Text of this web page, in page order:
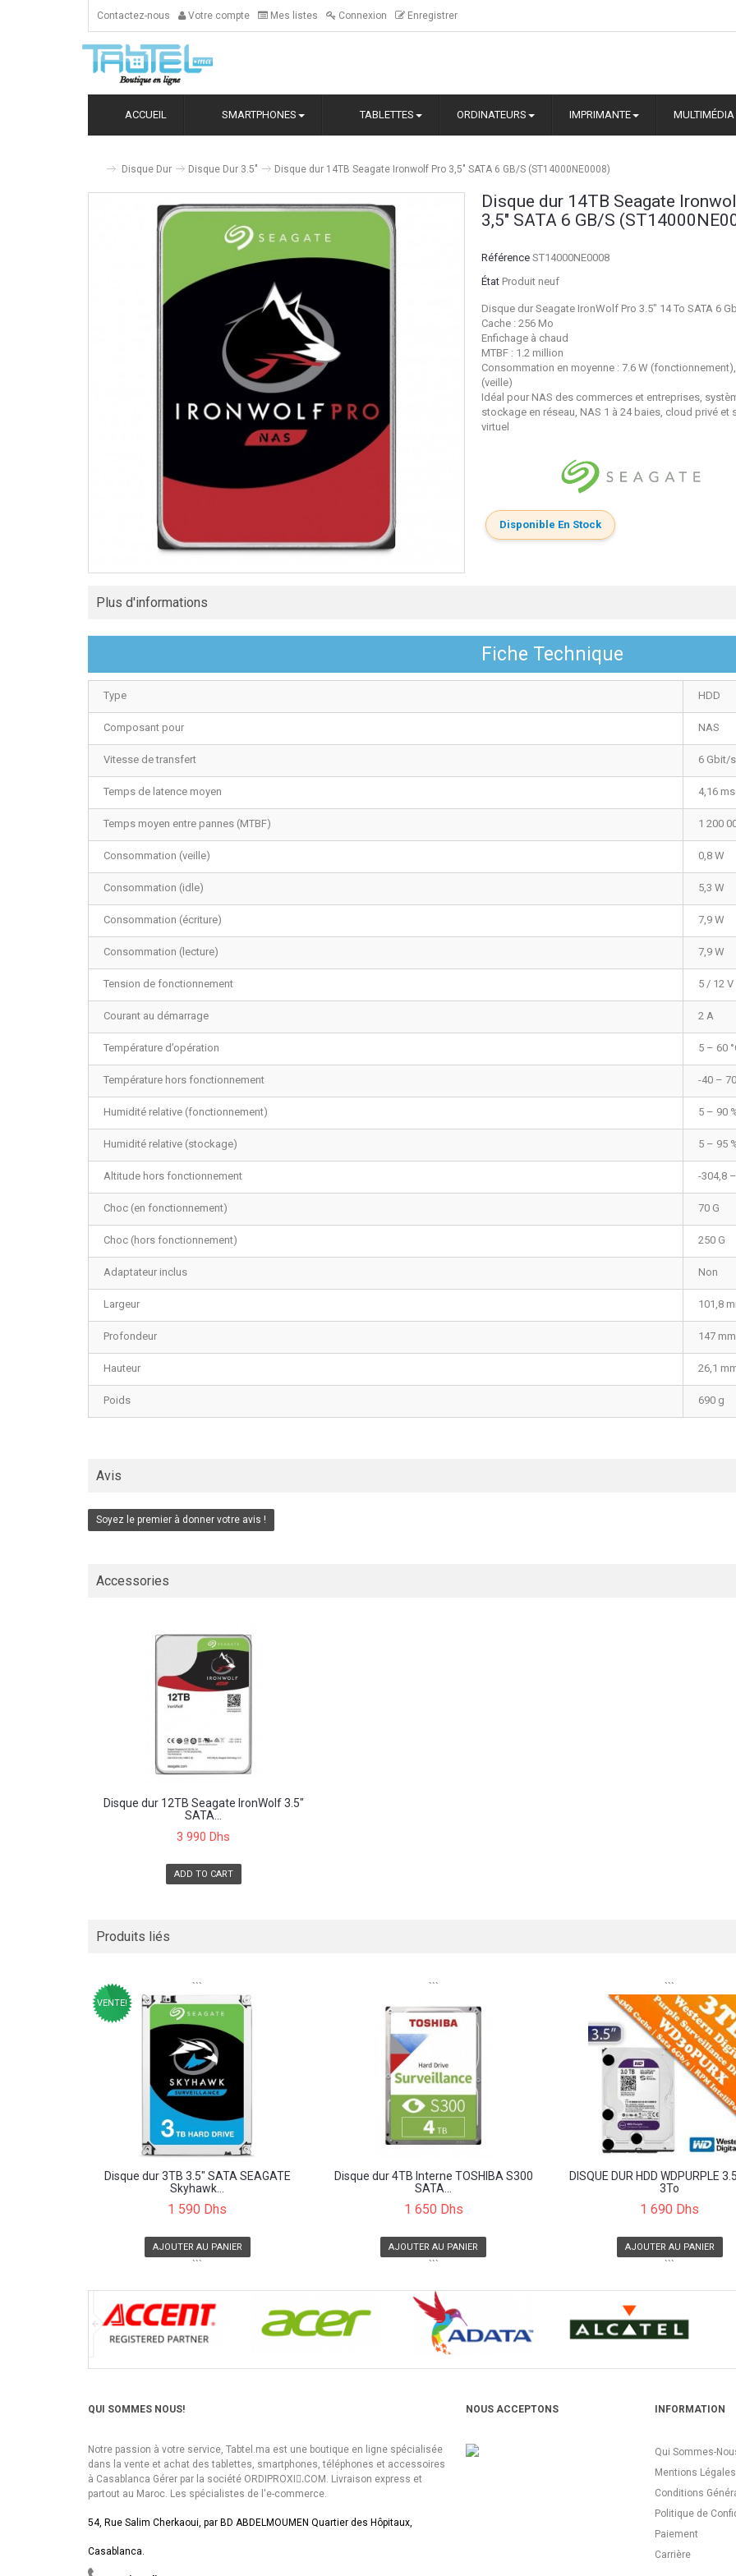
Contactez-nous Votre compte Mes listes Connexion Enregistrer
ACCUEIL SMARTPHONES TABLETTES ORDINATEURS IMPRIMANTE MULTIMÉDIA
Disque Dur Disque Dur 3.5" Disque dur 14TB Seagate Ironwolf Pro 3,5" SATA 6 GB/S (ST14000NE0008)
Disque dur 14TB Seagate
3,5" SATA 6 GB/S
Référence ST14000NE0008
État Produit neuf
Disque dur Seagate IronWolf Pro 3.5" 14 To SATA 6
Cache : 256 Mo
Enfichage à chaud
MTBF : 1.2 million
Consommation en moyenne : 7.6 W
(veille)
Idéal pour NAS des commerces et entreprises,
stockage en réseau, NAS 1 à 24 baies, cloud privé et
virtuel
Disponible En Stock
Plus d'informations
Fiche Technique
Type HDD
Composant pour NAS
Vitesse de transfert 6 Gbit/s
Temps de latence moyen 4,16 ms
Temps moyen entre pannes (MTBF) 1 200
Consommation (veille) 0,8 W
Consommation (idle) 5,3 W
Consommation (écriture) 7,9 W
Consommation (lecture) 7,9 W
Tension de fonctionnement 5 / 12 V
Courant au démarrage 2 A
Température d’opération 5 – 60
Température hors fonctionnement -40 –
Humidité relative (fonctionnement) 5 – 90
Humidité relative (stockage) 5 – 95
Altitude hors fonctionnement -304,8
Choc (en fonctionnement) 70 G
Choc (hors fonctionnement) 250 G
Adaptateur inclus Non
Largeur 101,8
Profondeur 147 mm
Hauteur 26,1
Poids 690 g
Avis
Soyez le premier à donner votre avis !
Accessories
Disque dur 12TB Seagate IronWolf 3.5"
SATA...
3 990 Dhs
ADD TO CART
Produits liés
```
VENTE!
Disque dur 3TB 3.5" SATA SEAGATE
Skyhawk...
1 590 Dhs
AJOUTER AU PANIER
```
```
Disque dur 4TB Interne TOSHIBA S300
SATA...
1 650 Dhs
AJOUTER AU PANIER
```
```
DISQUE DUR HDD WDPURPLE
3To
1 690 Dhs
AJOUTER AU PANIER
```
QUI SOMMES NOUS!
Notre passion à votre service, Tabtel.ma est une boutique en ligne spécialisée
dans la vente et achat des tablettes, smartphones, téléphones et accessoires
à Casablanca Gérer par la société ORDIPROXI.ِCOM. Livraison express et
partout au Maroc. Les spécialistes de l'e-commerce.
54, Rue Salim Cherkaoui, par BD ABDELMOUMEN Quartier des Hôpitaux,
Casablanca.
NOUS ACCEPTONS INFORMATION
Qui Sommes-
Mentions Légales
Conditions
Politique de
Paiement
Carrière